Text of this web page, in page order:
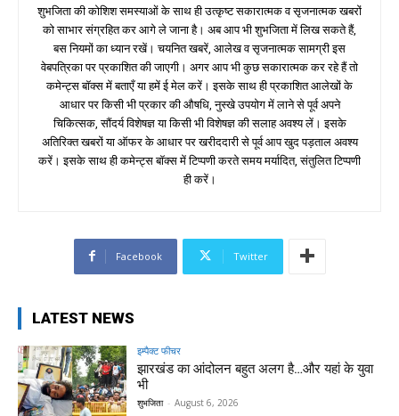
शुभजिता की कोशिश समस्याओं के साथ ही उत्कृष्ट सकारात्मक व सृजनात्मक खबरों
को साभार संग्रहित कर आगे ले जाना है। अब आप भी शुभजिता में लिख सकते हैं,
बस नियमों का ध्यान रखें। चयनित खबरें, आलेख व सृजनात्मक सामग्री इस
वेबपत्रिका पर प्रकाशित की जाएगी। अगर आप भी कुछ सकारात्मक कर रहे हैं तो
कमेन्ट्स बॉक्स में बताएँ या हमें ई मेल करें। इसके साथ ही प्रकाशित आलेखों के
आधार पर किसी भी प्रकार की औषधि, नुस्खे उपयोग में लाने से पूर्व अपने
चिकित्सक, सौंदर्य विशेषज्ञ या किसी भी विशेषज्ञ की सलाह अवश्य लें। इसके
अतिरिक्त खबरों या ऑफर के आधार पर खरीददारी से पूर्व आप खुद पड़ताल अवश्य
करें। इसके साथ ही कमेन्ट्स बॉक्स में टिप्पणी करते समय मर्यादित, संतुलित टिप्पणी
ही करें।
Facebook Twitter
LATEST NEWS
इम्पैक्ट फीचर
झारखंड का आंदोलन बहुत अलग है…और यहां के युवा
भी
शुभजिता - August 6, 2026